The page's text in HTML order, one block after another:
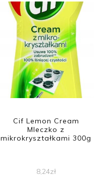
Cif Lemon Cream
Mleczko z
mikrokryształkami 300g
8,24zł